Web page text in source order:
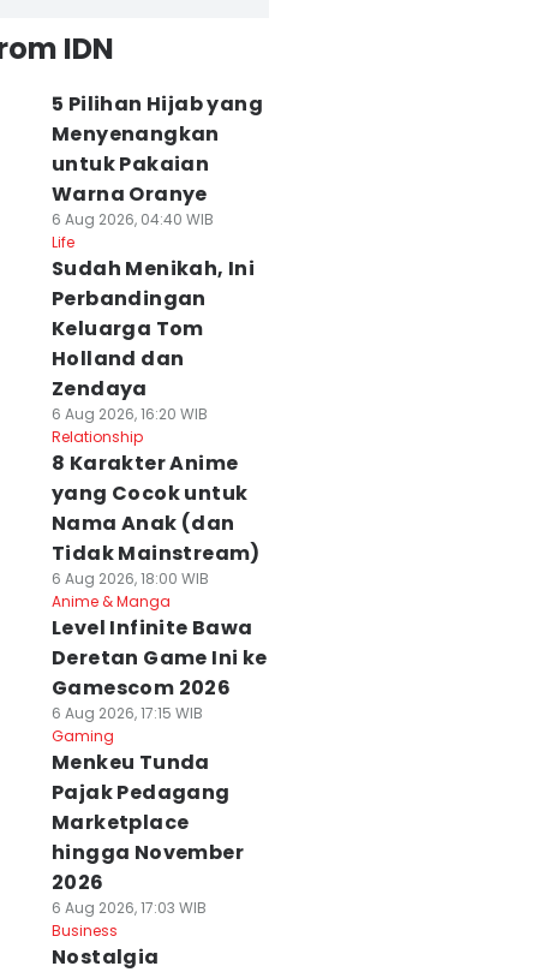
IDN
5 Pilihan Hijab yang
Menyenangkan
untuk Pakaian
Warna Oranye
6 Aug 2026, 04:40 WIB
Life
Sudah Menikah, Ini
Perbandingan
Keluarga Tom
Holland dan
Zendaya
6 Aug 2026, 16:20 WIB
Relationship
8 Karakter Anime
yang Cocok untuk
Nama Anak (dan
Tidak Mainstream)
6 Aug 2026, 18:00 WIB
Anime & Manga
Level Infinite Bawa
Deretan Game Ini ke
Gamescom 2026
6 Aug 2026, 17:15 WIB
Gaming
Menkeu Tunda
Pajak Pedagang
Marketplace
hingga November
2026
6 Aug 2026, 17:03 WIB
Business
Nostalgia